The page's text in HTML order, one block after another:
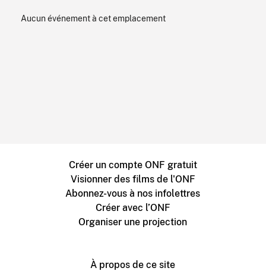
Aucun événement à cet emplacement
Créer un compte ONF gratuit
Visionner des films de l'ONF
Abonnez-vous à nos infolettres
Créer avec l’ONF
Organiser une projection
À propos de ce site